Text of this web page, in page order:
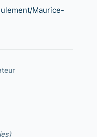
Maurice-